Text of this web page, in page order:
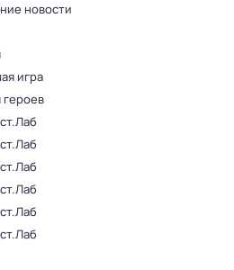
новости
игра